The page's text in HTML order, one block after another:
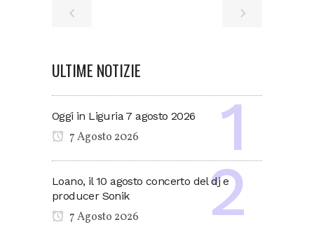
ULTIME NOTIZIE
Oggi in Liguria 7 agosto 2026
7 Agosto 2026
Loano, il 10 agosto concerto del dj e
producer Sonik
7 Agosto 2026